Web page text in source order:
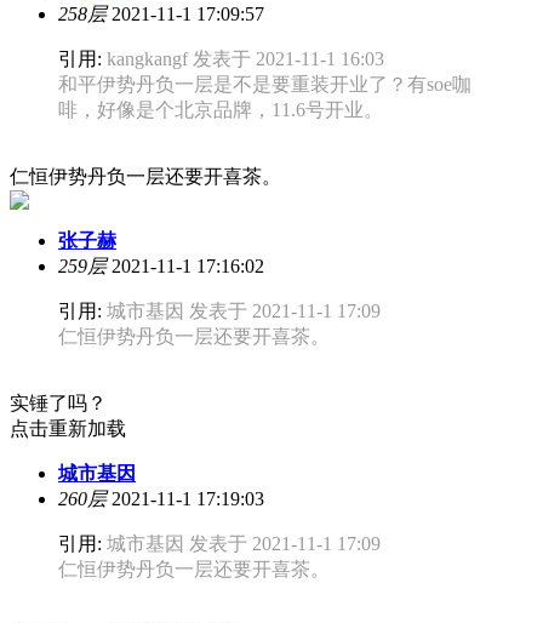
258层2021-11-1 17:09:57
引用: kangkangf 发表于 2021-11-1 16:03
和平伊势丹负一层是不是要重装开业了？有soe咖
啡，好像是个北京品牌，11.6号开业。
仁恒伊势丹负一层还要开喜茶。
张子赫
259层2021-11-1 17:16:02
引用: 城市基因 发表于 2021-11-1 17:09
仁恒伊势丹负一层还要开喜茶。
实锤了吗？
点击重新加载
城市基因
260层2021-11-1 17:19:03
引用: 城市基因 发表于 2021-11-1 17:09
仁恒伊势丹负一层还要开喜茶。